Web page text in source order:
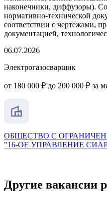
наконечники, диффузоры).
нормативно-технической
соответствии с чертежами,
документацией,
06.07.2026
Электрогазосварщик
от 180 000 ₽ до 200 000 ₽ за
ОБЩЕСТВО С
"16-ОЕ УПРАВЛЕНИЕ
Другие вакансии